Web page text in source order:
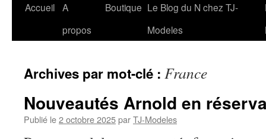
Aller
Accueil A
propos
Boutique Le Blog du N chez TJ-
Modeles
Archives par mot-clé : France
Nouveautés Arnold en
Publié le2 octobre 2025parTJ-Modeles